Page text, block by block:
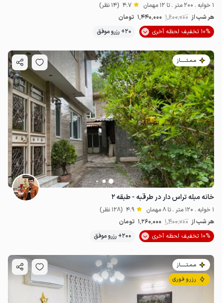
1 خوابه . 200 متر . تا 12 مهمان 4.7 (14 نظر)
هر شب از 1٬600٬000 1٬440٬000 تومان
10% تخفیف لحظه آخری
20+ رزرو موفق
مـمـتــــــاز
خانه مبله تراس دار در طرقبه - طبقه ۲
1 خوابه . 120 متر . تا 8 مهمان 4.9 (128 نظر)
هر شب از 1٬400٬000 1٬260٬000 تومان
10% تخفیف لحظه آخری
200+ رزرو موفق
مـمـتــــــاز
رزرو فوری